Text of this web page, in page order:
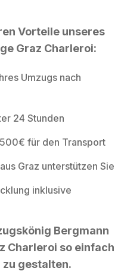
Vorteile unseres
Graz Charleroi:
Umzugs nach
24 Stunden
für den Transport
Graz unterstützen Sie
inklusive
Bergmann
Charleroi so einfach
gestalten.